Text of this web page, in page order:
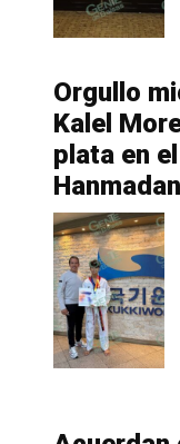
Orgullo
Kalel
plata en